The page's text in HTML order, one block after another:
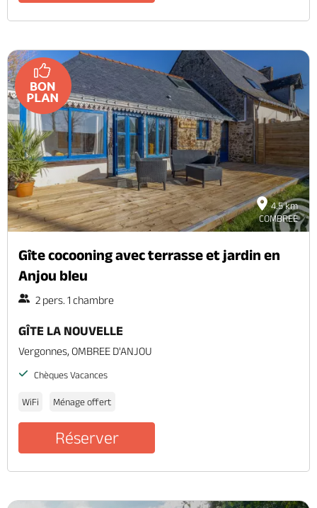
4.5 km
COMBREE
Gîte cocooning avec terrasse et jardin en
Anjou bleu
2 pers. 1 chambre
GÎTE LA NOUVELLE
Vergonnes, OMBREE D'ANJOU
Chèques Vacances
WiFi Ménage offert
Réserver